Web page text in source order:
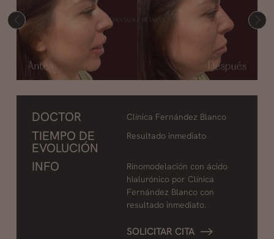
DOCTOR Clínica Fernández Blanco
TIEMPO DE
EVOLUCIÓN
Resultado inmediato
INFO
Rinomodelación con ácido
hialurónico por Clínica
Fernández Blanco con
resultado inmediato.
SOLICITAR CITA